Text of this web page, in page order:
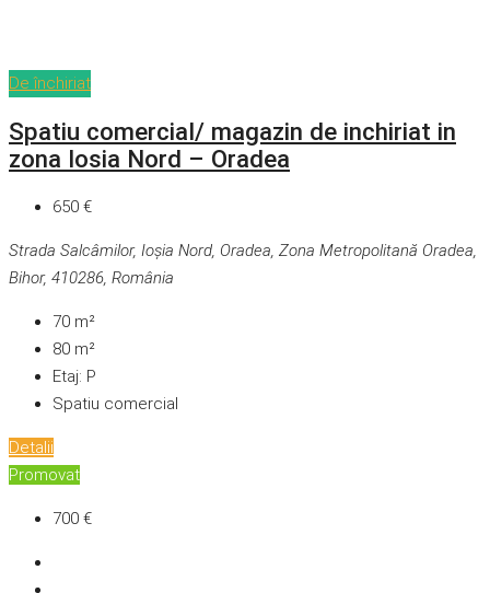
De închiriat
Spatiu comercial/ magazin de inchiriat in
zona Iosia Nord – Oradea
650 €
Strada Salcâmilor, Ioșia Nord, Oradea, Zona Metropolitană Oradea,
Bihor, 410286, România
70 m²
80 m²
Etaj: P
Spatiu comercial
Detalii
Promovat
700 €